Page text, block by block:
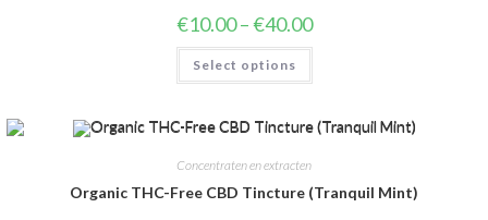
€10.00 –€40.00
Select options
Concentraten en extracten
Organic THC-Free CBD Tincture (Tranquil Mint)